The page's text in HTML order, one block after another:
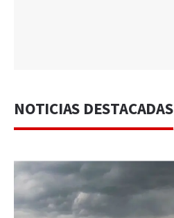
NOTICIAS DESTACADAS